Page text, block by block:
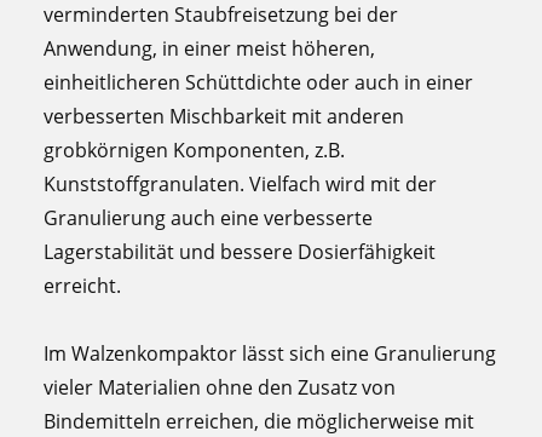
verminderten Staubfreisetzung bei der
Anwendung, in einer meist höheren,
einheitlicheren Schüttdichte oder auch in einer
verbesserten Mischbarkeit mit anderen
grobkörnigen Komponenten, z.B.
Kunststoffgranulaten. Vielfach wird mit der
Granulierung auch eine verbesserte
Lagerstabilität und bessere Dosierfähigkeit
erreicht.
Im Walzenkompaktor lässt sich eine Granulierung
vieler Materialien ohne den Zusatz von
Bindemitteln erreichen, die möglicherweise mit